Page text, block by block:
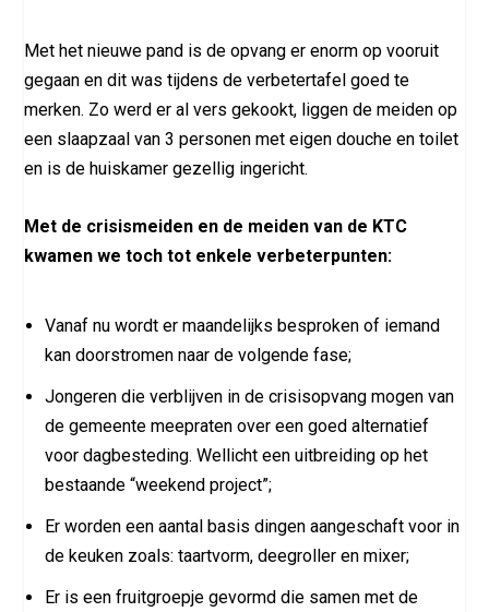
Met het nieuwe pand is de opvang er enorm op vooruit
gegaan en dit was tijdens de verbetertafel goed te
merken. Zo werd er al vers gekookt, liggen de meiden op
een slaapzaal van 3 personen met eigen douche en toilet
en is de huiskamer gezellig ingericht.
Met de crisismeiden en de meiden van de KTC
kwamen we toch tot enkele verbeterpunten:
Vanaf nu wordt er maandelijks besproken of iemand
kan doorstromen naar de volgende fase;
Jongeren die verblijven in de crisisopvang mogen van
de gemeente meepraten over een goed alternatief
voor dagbesteding. Wellicht een uitbreiding op het
bestaande “weekend project”;
Er worden een aantal basis dingen aangeschaft voor in
de keuken zoals: taartvorm, deegroller en mixer;
Er is een fruitgroepje gevormd die samen met de